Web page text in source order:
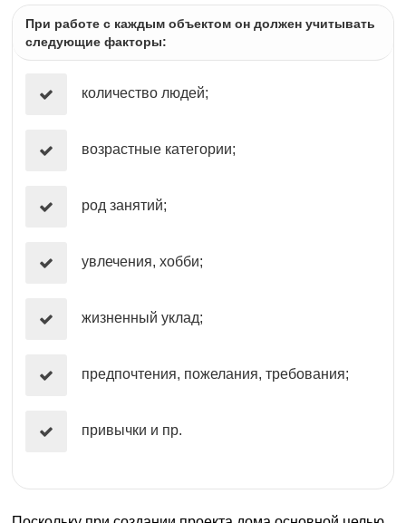
При работе с каждым объектом он должен учитывать
следующие факторы:
количество людей;
возрастные категории;
род занятий;
увлечения, хобби;
жизненный уклад;
предпочтения, пожелания, требования;
привычки и пр.